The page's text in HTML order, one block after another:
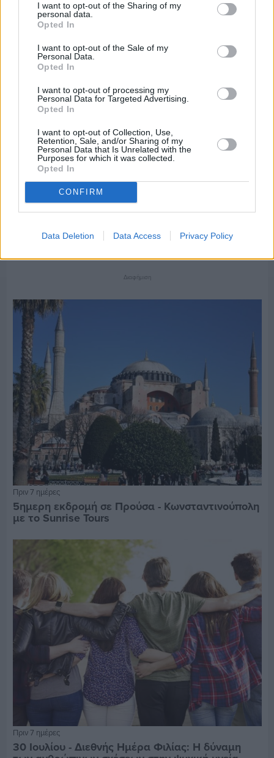
I want to opt-out of the Sharing of my
personal data.
Opted In
I want to opt-out of the Sale of my
Personal Data.
Opted In
I want to opt-out of processing my
Personal Data for Targeted Advertising.
Opted In
I want to opt-out of Collection, Use,
Retention, Sale, and/or Sharing of my
Personal Data that Is Unrelated with the
Purposes for which it was collected.
Opted In
CONFIRM
Data Deletion Data Access Privacy Policy
Πριν 7 ημέρες
Διακοπές ρεύματος: Συνασπισμό των
επιχειρήσεων προτείνει το Επιμελητήριο
Διαφήμιση
Πριν 7 ημέρες
5ημερη εκδρομή σε Προύσα - Κωνσταντινούπολη
με το Sunrise Tours
Πριν 7 ημέρες
30 Ιουλίου - Διεθνής Ημέρα Φιλίας: Η δύναμη